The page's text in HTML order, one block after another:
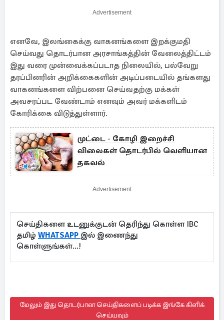
Advertisement
எனவே, இலங்கைக்கு வாகனங்களை இறக்குமதி
செய்வது தொடர்பான அரசாங்கத்தின் வேலைத்திட்டம்
இது வரை முன்வைக்கப்படாத நிலையில், பல்வேறு
தரப்பினரின் அறிக்கைகளின் அடிப்படையில் தங்களது
வாகனங்களை விற்பனை செய்வதற்கு மக்கள்
அவசரப்பட வேண்டாம் எனவும் அவர் மக்களிடம்
கோரிக்கை விடுத்துள்ளார்.
முட்டை - கோழி இறைச்சி
விலைகள் தொடர்பில் வெளியான
தகவல்
Advertisement
செய்திகளை உடனுக்குடன் தெரிந்து கொள்ள IBC
தமிழ் WHATSAPP இல் இணைந்து
கொள்ளுங்கள்...!
மேலும் இது தொடர்பான செய்திகளைப் படிக்க இங்கே கிளிக்
செய்யவும்